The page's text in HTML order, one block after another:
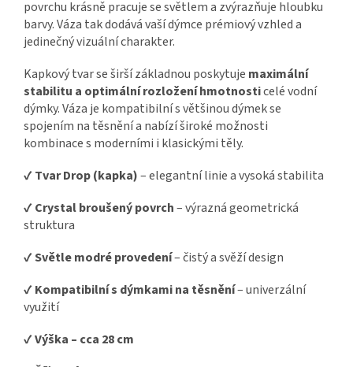
povrchu krásně pracuje se světlem a zvýrazňuje hloubku
barvy. Váza tak dodává vaší dýmce prémiový vzhled a
jedinečný vizuální charakter.
Kapkový tvar se širší základnou poskytuje maximální
stabilitu a optimální rozložení hmotnosticelé vodní
dýmky. Váza je kompatibilní s většinou dýmek se
spojením na těsnění a nabízí široké možnosti
kombinace s moderními i klasickými těly.
✔Tvar Drop (kapka)– elegantní linie a vysoká stabilita
✔Crystal broušený povrch– výrazná geometrická
struktura
✔Světle modré provedení– čistý a svěží design
✔Kompatibilní s dýmkami na těsnění– univerzální
využití
✔Výška – cca 28 cm